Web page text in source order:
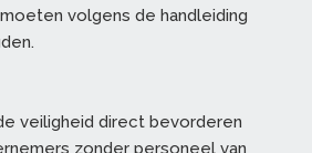
volgens de handleiding
veiligheid direct bevorderen
zonder personeel van